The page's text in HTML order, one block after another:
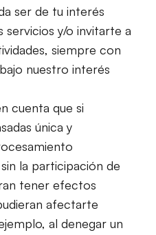
ser de tu interés
y/o invitarte a
siempre con
nuestro interés
cuenta que si
única y
la participación de
tener efectos
afectarte
al denegar un